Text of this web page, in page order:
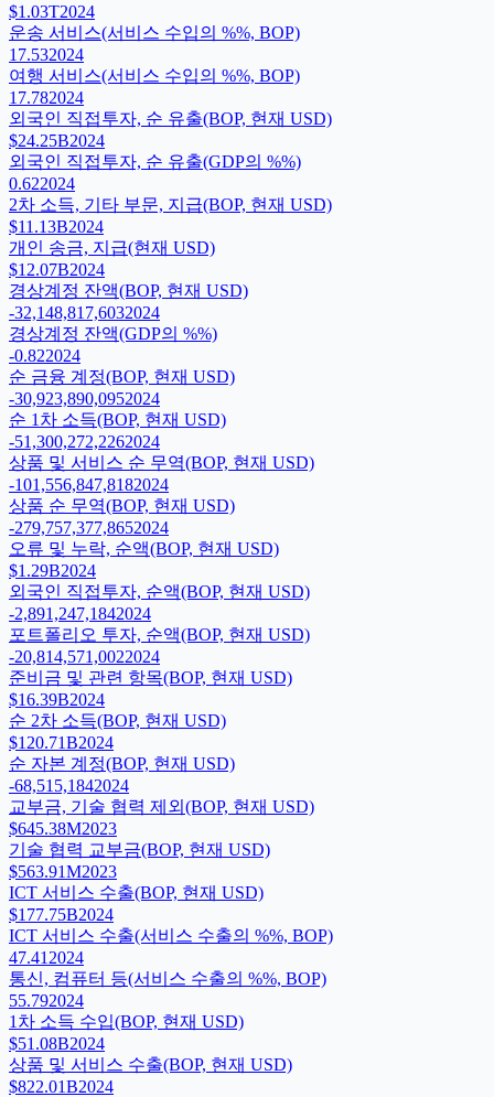
$1.03T2024
운송 서비스(서비스 수입의 %%, BOP)
17.532024
여행 서비스(서비스 수입의 %%, BOP)
17.782024
외국인 직접투자, 순 유출(BOP, 현재 USD)
$24.25B2024
외국인 직접투자, 순 유출(GDP의 %%)
0.622024
2차 소득, 기타 부문, 지급(BOP, 현재 USD)
$11.13B2024
개인 송금, 지급(현재 USD)
$12.07B2024
경상계정 잔액(BOP, 현재 USD)
-32,148,817,6032024
경상계정 잔액(GDP의 %%)
-0.822024
순 금융 계정(BOP, 현재 USD)
-30,923,890,0952024
순 1차 소득(BOP, 현재 USD)
-51,300,272,2262024
상품 및 서비스 순 무역(BOP, 현재 USD)
-101,556,847,8182024
상품 순 무역(BOP, 현재 USD)
-279,757,377,8652024
오류 및 누락, 순액(BOP, 현재 USD)
$1.29B2024
외국인 직접투자, 순액(BOP, 현재 USD)
-2,891,247,1842024
포트폴리오 투자, 순액(BOP, 현재 USD)
-20,814,571,0022024
준비금 및 관련 항목(BOP, 현재 USD)
$16.39B2024
순 2차 소득(BOP, 현재 USD)
$120.71B2024
순 자본 계정(BOP, 현재 USD)
-68,515,1842024
교부금, 기술 협력 제외(BOP, 현재 USD)
$645.38M2023
기술 협력 교부금(BOP, 현재 USD)
$563.91M2023
ICT 서비스 수출(BOP, 현재 USD)
$177.75B2024
ICT 서비스 수출(서비스 수출의 %%, BOP)
47.41 2024
통신, 컴퓨터 등(서비스 수출의 %%, BOP)
55.792024
1차 소득 수입(BOP, 현재 USD)
$51.08B2024
상품 및 서비스 수출(BOP, 현재 USD)
$822.01B2024